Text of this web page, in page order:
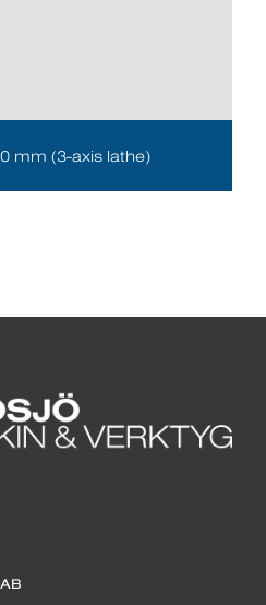
mm (3-axis lathe)